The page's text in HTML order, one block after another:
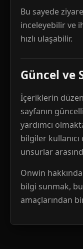
Bu sayede
inceleyebilir ve
hızlı ulaşabilir.
Güncel ve
İçeriklerin
sayfanın
yardımcı
bilgiler
unsurlar
Onwin
bilgi sunmak,
amaçlarından